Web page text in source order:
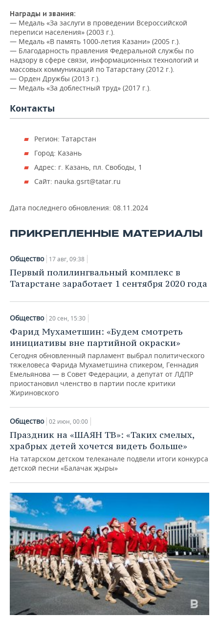
Награды и звания:
— Медаль «За заслуги в проведении Всероссийской
переписи населения» (2003 г.).
— Медаль «В память 1000-летия Казани» (2005 г.).
— Благодарность правления Федеральной службы по
надзору в сфере связи, информационных технологий и
массовых коммуникаций по Татарстану (2012 г.).
— Орден Дружбы (2013 г.).
— Медаль «За доблестный труд» (2017 г.).
Контакты
Регион: Татарстан
Город: Казань
Адрес: г. Казань, пл. Свободы, 1
Сайт: nauka.gsrt@tatar.ru
Дата последнего обновления: 08.11.2024
ПРИКРЕПЛЕННЫЕ МАТЕРИАЛЫ
Общество 17 авг, 09:38
Первый полилингвальный комплекс в
Татарстане заработает 1 сентября 2020 года
Общество 20 сен, 15:30
Фарид Мухаметшин: «Будем смотреть
инициативы вне партийной окраски»
Сегодня обновленный парламент выбрал политического
тяжеловеса Фарида Мухаметшина спикером, Геннадия
Емельянова — в Совет Федерации, а депутат от ЛДПР
приостановил членство в партии после критики
Жириновского
Общество 02 июн, 00:00
Праздник на «ШАЯН ТВ»: «Таких смелых,
храбрых детей хочется видеть больше»
На татарском детском телеканале подвели итоги конкурса
детской песни «Балачак җыры»